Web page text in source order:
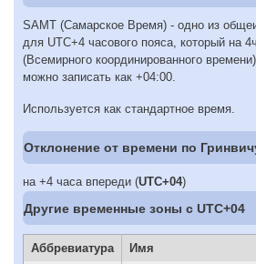
SAMT (Самарское Время) - одно из
для UTC+4 часового пояса, который на
(Всемирного координированного
можно записать как +04:00.
Используется как стандартное время.
Отклонение от времени по
на +4 часа впереди (UTC+04)
Другие временные зоны c UTC+04
Аббревиатура
Имя